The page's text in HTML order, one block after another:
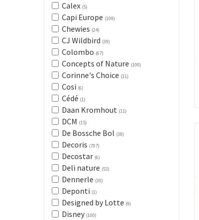
Calex (5)
Capi Europe (109)
Chewies (24)
CJ Wildbird (39)
Colombo (67)
Concepts of Nature (100)
Corinne's Choice (31)
Cosi (6)
Cédé (1)
Daan Kromhout (11)
DCM (15)
De Bossche Bol (38)
Decoris (707)
Decostar (6)
Deli nature (53)
Dennerle (30)
Deponti (1)
Designed by Lotte (9)
Disney (100)